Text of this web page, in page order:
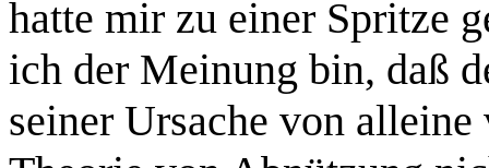
hatte mir zu einer Spritze
ich der Meinung bin, daß
seiner Ursache von